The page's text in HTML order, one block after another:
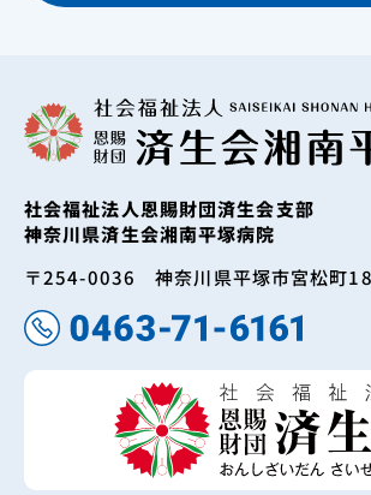
社会福祉法人恩賜財団済生会支部
神奈川県済生会湘南平塚病院
〒254-0036 神奈川県平塚市宮松町